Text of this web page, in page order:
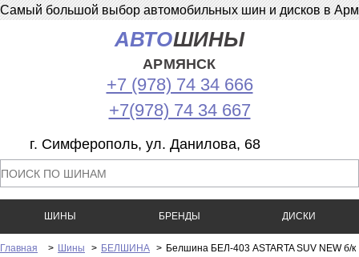
Самый большой выбор автомобильных шин и дисков в
АВТОШИНЫ
АРМЯНСК
+7 (978) 74 34 666
+7(978) 74 34 667
г. Симферополь, ул. Данилова, 68
ШИНЫ БРЕНДЫ ДИСКИ
Главная > Шины > БЕЛШИНА > Белшина БЕЛ-403 ASTARTA SUV NEW б/к